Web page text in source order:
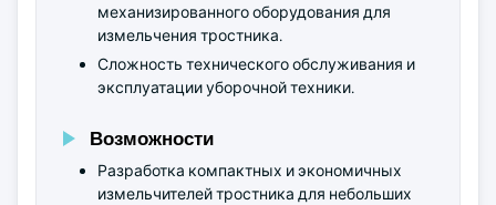
механизированного оборудования для
измельчения тростника.
Сложность технического обслуживания и
эксплуатации уборочной техники.
Возможности
Разработка компактных и экономичных
измельчителей тростника для небольших